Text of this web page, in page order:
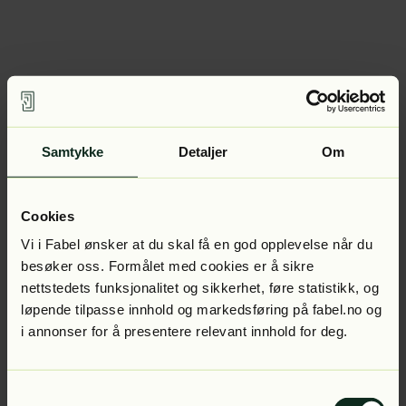
Samtykke Detaljer Om
Cookies
Vi i Fabel ønsker at du skal få en god opplevelse når du
besøker oss. Formålet med cookies er å sikre
nettstedets funksjonalitet og sikkerhet, føre statistikk, og
løpende tilpasse innhold og markedsføring på fabel.no og
i annonser for å presentere relevant innhold for deg.